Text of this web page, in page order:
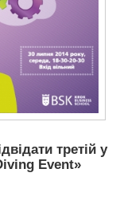
третій у
Event»